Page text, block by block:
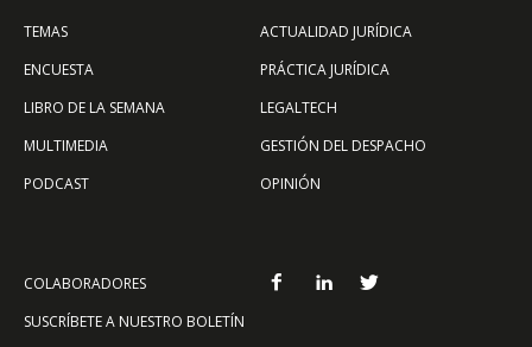
TEMAS
ENCUESTA
LIBRO DE LA SEMANA
MULTIMEDIA
PODCAST
ACTUALIDAD JURÍDICA
PRÁCTICA JURÍDICA
LEGALTECH
GESTIÓN DEL DESPACHO
OPINIÓN
COLABORADORES
SUSCRÍBETE A NUESTRO BOLETÍN